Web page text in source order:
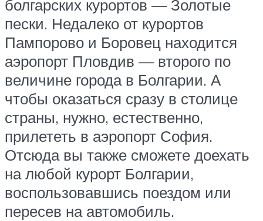
болгарских курортов — Золотые
пески. Недалеко от курортов
Пампорово и Боровец находится
аэропорт Пловдив — второго по
величине города в Болгарии. А
чтобы оказаться сразу в столице
страны, нужно, естественно,
прилететь в аэропорт София.
Отсюда вы также сможете доехать
на любой курорт Болгарии,
воспользовавшись поездом или
пересев на автомобиль.